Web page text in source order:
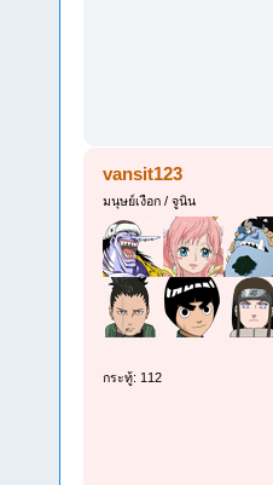
vansit123
มนุษย์เงือก / จูนิน
กระทู้: 112